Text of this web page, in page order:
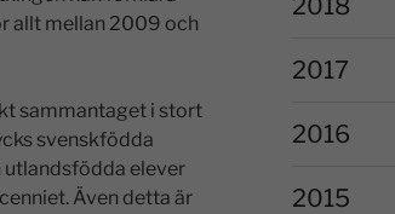
allt mellan 2009 och
sammantaget i stort
svenskfödda
utlandsfödda elever
Även detta är
2017
2016
2015